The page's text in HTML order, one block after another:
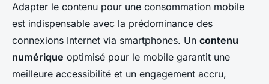
Adapter le contenu pour une consommation mobile
est indispensable avec la prédominance des
connexions Internet via smartphones. Un contenu
numérique optimisé pour le mobile garantit une
meilleure accessibilité et un engagement accru,